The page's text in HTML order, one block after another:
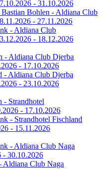
- 31.10.2026
Bohlen - Aldiana Club
- 27.11.2026
- Aldiana Club
- 18.12.2026
- Aldiana Club Djerba
- 17.10.2026
- Aldiana Club Djerba
- 23.10.2026
- Strandhotel
- 17.10.2026
- Strandhotel Fischland
- 15.11.2026
- Aldiana Club Naga
- 30.10.2026
Aldiana Club Naga